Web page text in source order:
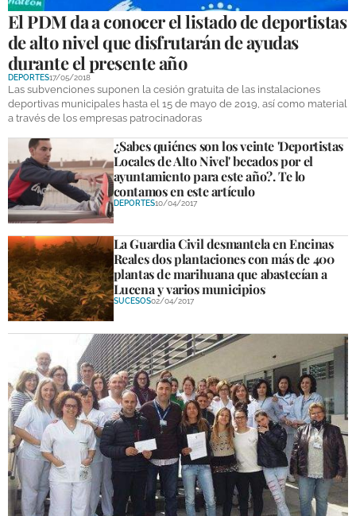
OCIO
COFRADÍAS
DEPORTES
COMPETICIONES
DEPORTE BASE
OPINIÓN
VENTANA CIUDADANA
CÓRDOBA
PROVINCIA
SUBBÉTICA HOY
OBRAS
NECROLÓGICAS
GALERÍAS
El PDM da a conocer el listado de deportistas
de alto nivel que disfrutarán de ayudas
durante el presente año
DEPORTES17/05/2018
Las subvenciones suponen la cesión gratuita de las instalaciones
deportivas municipales hasta el 15 de mayo de 2019, así como material
a través de los empresas patrocinadoras
¿Sabes quiénes son los veinte 'Deportistas
Locales de Alto Nivel' becados por el
ayuntamiento para este año?. Te lo
contamos en este artículo
DEPORTES10/04/2017
La Guardia Civil desmantela en Encinas
Reales dos plantaciones con más de 400
plantas de marihuana que abastecían a
Lucena y varios municipios
SUCESOS02/04/2017